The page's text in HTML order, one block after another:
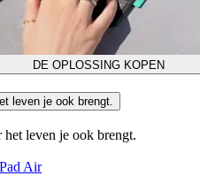
DE OPLOSSING KOPEN
leven je ook brengt.
leven je ook brengt.
Air